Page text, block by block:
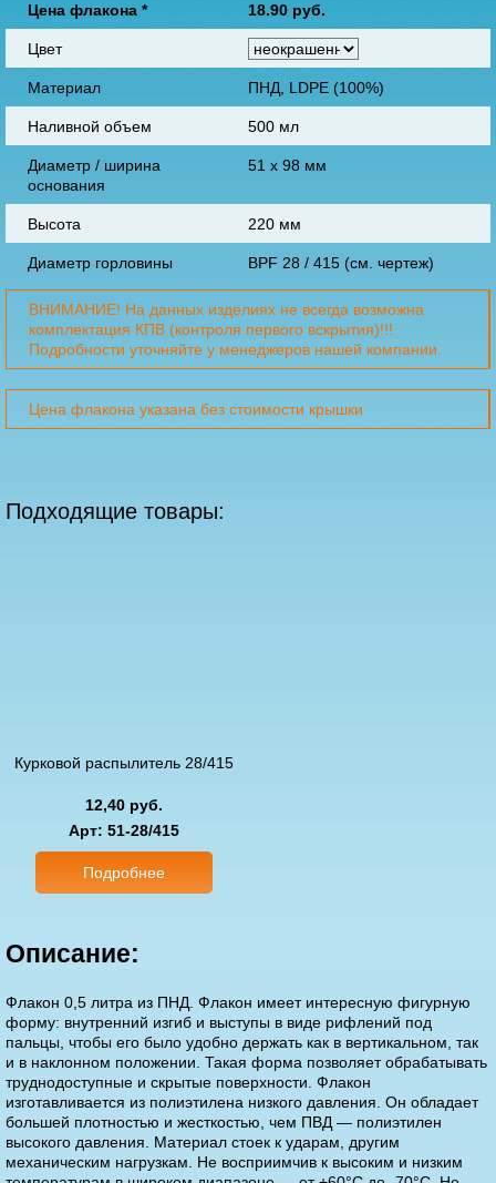
Цена флакона * 18.90 руб.
Цвет
Материал ПНД, LDPE (100%)
Наливной объем 500 мл
Диаметр / ширина
основания
51 х 98 мм
Высота 220 мм
Диаметр горловины BPF 28 / 415 (см. чертеж)
ВНИМАНИЕ! На данных изделиях не всегда возможна
комплектация КПВ (контроля первого вскрытия)!!!
Подробности уточняйте у менеджеров нашей компании.
Цена флакона указана без стоимости крышки
Подходящие товары:
Курковой распылитель 28/415
12,40 руб.
Арт: 51-28/415
Подробнее
Описание:
Флакон 0,5 литра из ПНД. Флакон имеет интересную фигурную
форму: внутренний изгиб и выступы в виде рифлений под
пальцы, чтобы его было удобно держать как в вертикальном, так
и в наклонном положении. Такая форма позволяет обрабатывать
труднодоступные и скрытые поверхности. Флакон
изготавливается из полиэтилена низкого давления. Он обладает
большей плотностью и жесткостью, чем ПВД — полиэтилен
высокого давления. Материал стоек к ударам, другим
механическим нагрузкам. Не восприимчив к высоким и низким